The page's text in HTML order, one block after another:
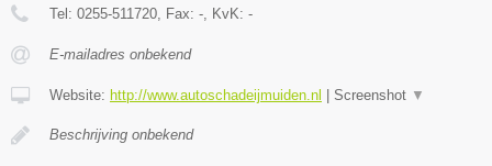
Tel: 0255-511720, Fax: -, KvK: -
E-mailadres onbekend
Website: http://www.autoschadeijmuiden.nl Screenshot ▼
Beschrijving onbekend